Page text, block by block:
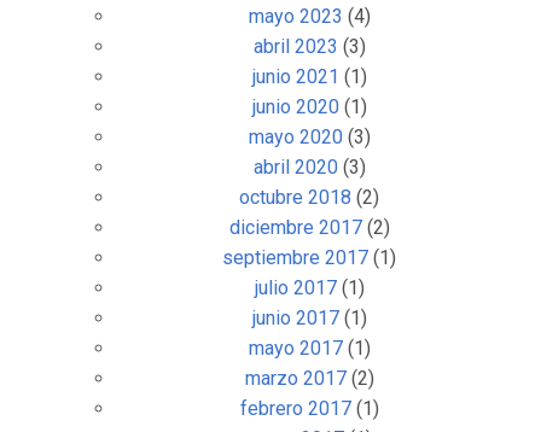
mayo 2023 (4)
abril 2023 (3)
junio 2021 (1)
junio 2020(1)
mayo 2020(3)
abril 2020(3)
octubre 2018 (2)
diciembre 2017(2)
septiembre 2017 (1)
julio 2017(1)
junio 2017(1)
mayo 2017(1)
marzo 2017(2)
febrero 2017(1)